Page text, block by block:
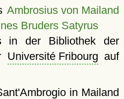
Ambrosius von Mailand
Bruders Satyrus
in der Bibliothek der
Université Fribourg auf
in Mailand